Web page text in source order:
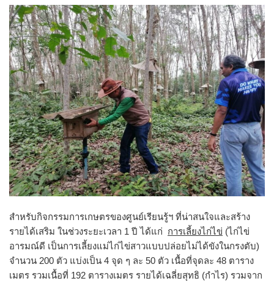
สำหรับกิจกรรมการเกษตรของศูนย์เรียนรู้ฯ ที่น่าสนใจและสร้าง
รายได้เสริม ในช่วงระยะเวลา 1 ปี ได้แก่ การเลี้ยงไก่ไข่ (ไก่ไข่
อารมณ์ดี เป็นการเลี้ยงแม่ไก่ไข่สาวแบบปล่อยไม่ได้ขังในกรงตับ)
จำนวน 200 ตัว แบ่งเป็น 4 จุด ๆ ละ 50 ตัว เนื้อที่จุดละ 48 ตาราง
เมตร รวมเนื้อที่ 192 ตารางเมตร รายได้เฉลี่ยสุทธิ (กำไร) รวมจาก